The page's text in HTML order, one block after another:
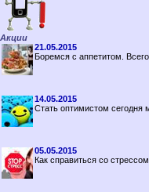
Акции
21.05.2015
Боремся с аппетитом.
14.05.2015
Стать оптимистом сегодня
05.05.2015
Как справиться со